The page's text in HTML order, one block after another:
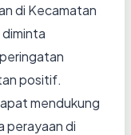
di Kecamatan
positif.
mendukung
perayaan di